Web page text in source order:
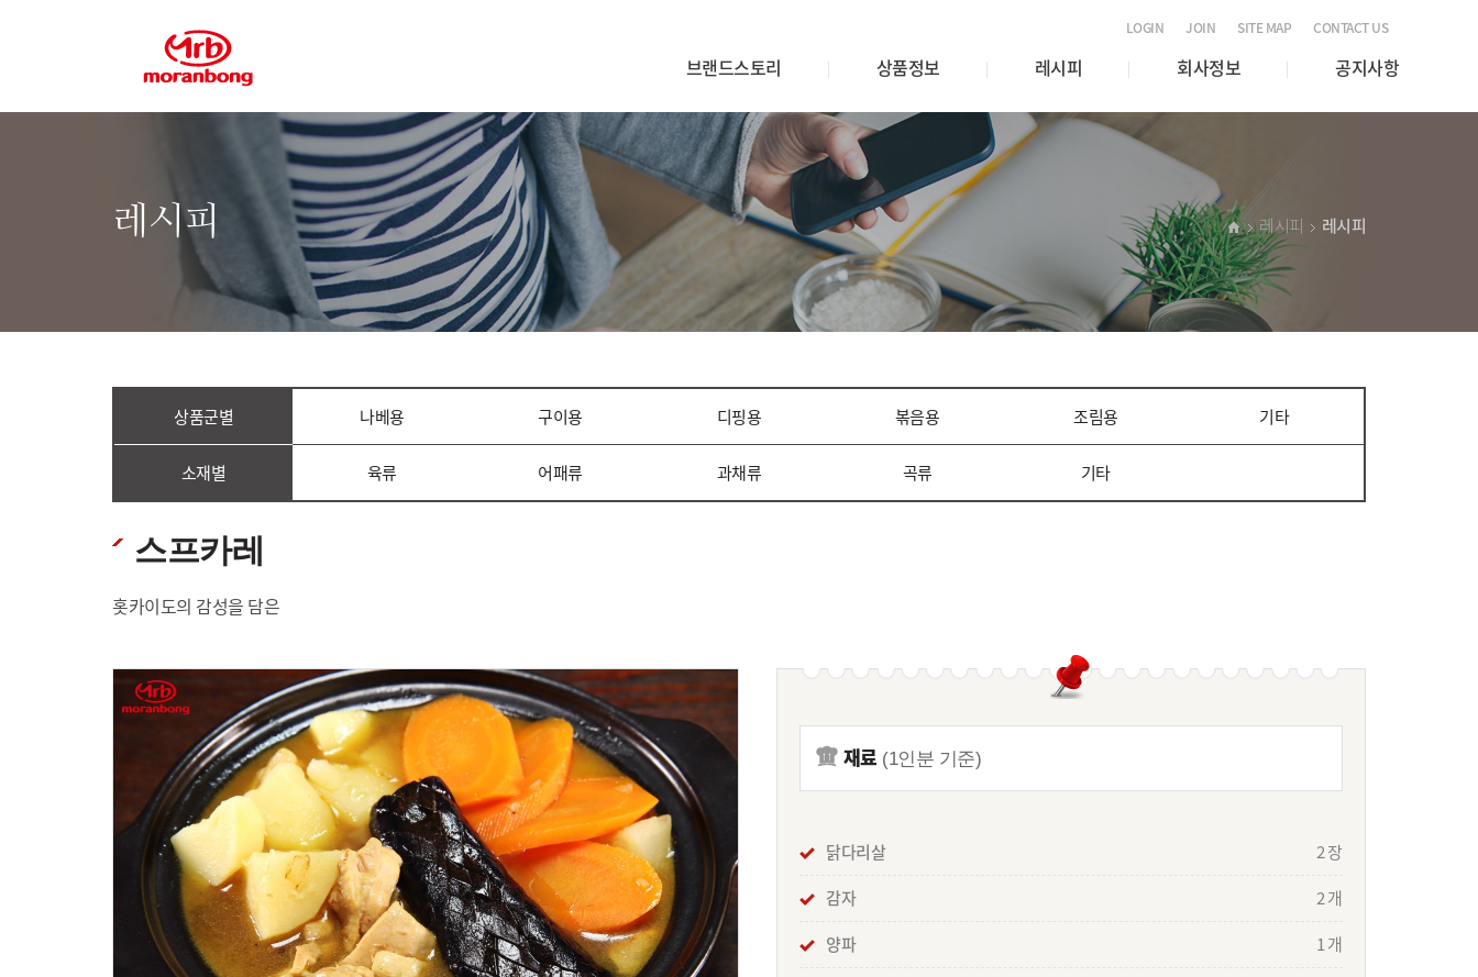
LOGIN JOIN SITE MAP CONTACT US
브랜드스토리 상품정보 레시피 회사정보 공지사항
레시피 레시피 레시피
상품군별 나베용 구이용 디핑용 볶음용 조림용 기타
소재별 육류 어패류 과채류 곡류 기타
스프카레
홋카이도의 감성을 담은
재료 (1인분 기준)
닭다리살
2 장
감자
2 개
양파
1 개